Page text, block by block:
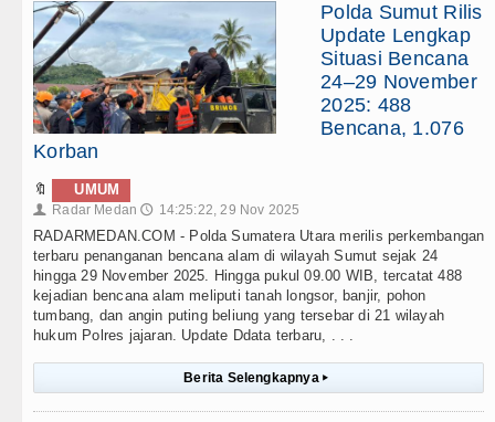
Polda Sumut Rilis
Update Lengkap
Situasi Bencana
24–29 November
2025: 488
Bencana, 1.076
Korban
🔖 UMUM
👤 Radar Medan 🕔 14:25:22, 29 Nov 2025
RADARMEDAN.COM - Polda Sumatera Utara merilis perkembangan
terbaru penanganan bencana alam di wilayah Sumut sejak 24
hingga 29 November 2025. Hingga pukul 09.00 WIB, tercatat 488
kejadian bencana alam meliputi tanah longsor, banjir, pohon
tumbang, dan angin puting beliung yang tersebar di 21 wilayah
hukum Polres jajaran. Update Ddata terbaru, . . .
Berita Selengkapnya ▸